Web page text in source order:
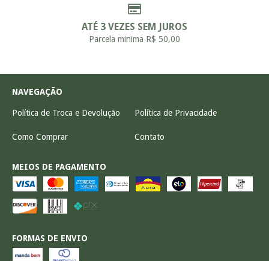
ATÉ 3 VEZES SEM JUROS
Parcela minima R$ 50,00
NAVEGAÇÃO
Política de Troca e Devolução Política de Privacidade
Como Comprar Contato
MEIOS DE PAGAMENTO
FORMAS DE ENVIO